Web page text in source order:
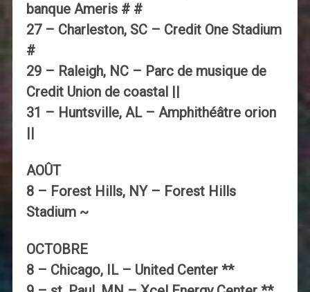
banque Ameris # #
27 – Charleston, SC – Credit One Stadium
#
29 – Raleigh, NC – Parc de musique de
Credit Union de coastal ||
31 – Huntsville, AL – Amphithéâtre orion
||
AOÛT
8 – Forest Hills, NY – Forest Hills
Stadium ~
OCTOBRE
8 – Chicago, IL – United Center **